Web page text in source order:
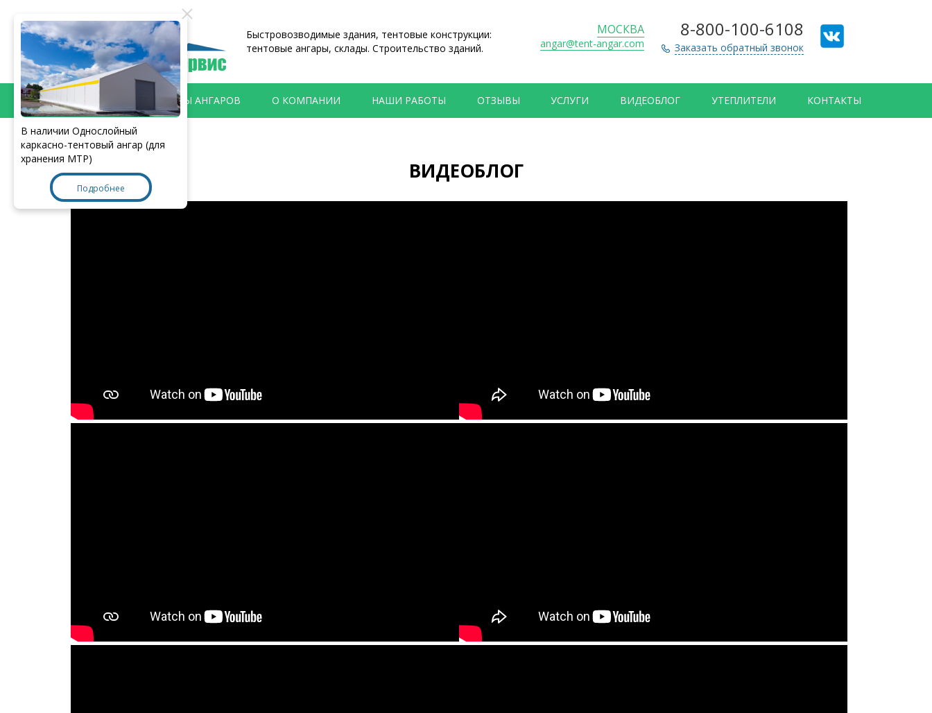
Быстровозводимые здания, тентовые конструкции:
тентовые ангары, склады. Строительство зданий.
МОСКВА
angar@tent-angar.com
8-800-100-6108
Заказать обратный звонок
ТИПЫ АНГАРОВ О КОМПАНИИ НАШИ РАБОТЫ ОТЗЫВЫ УСЛУГИ ВИДЕОБЛОГ УТЕПЛИТЕЛИ КОНТАКТЫ
Главная > Видеоблог
ВИДЕОБЛОГ
В наличии Однослойный
каркасно-тентовый ангар (для
хранения МТР)
Подробнее